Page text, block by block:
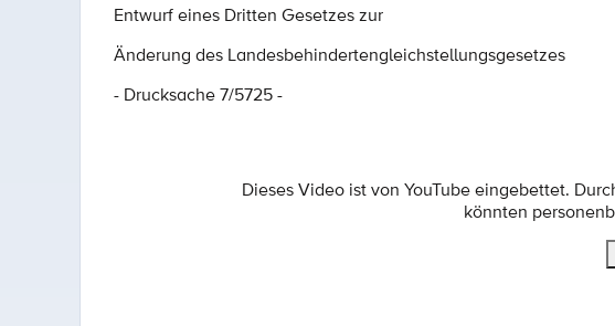
Entwurf eines Dritten Gesetzes zur
Änderung des Landesbehindertengleichstellungsgesetzes
- Drucksache 7/5725 -
Dieses Video ist von YouTube eingebettet.
könnten